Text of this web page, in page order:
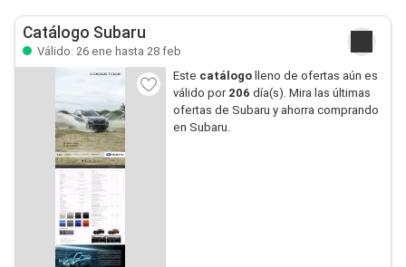
Catálogo Subaru
Válido: 26 ene hasta 28 feb
Este catálogolleno de ofertas aún es
válido por 206 día(s). Mira las últimas
ofertas de Subaru y ahorra comprando
en Subaru.